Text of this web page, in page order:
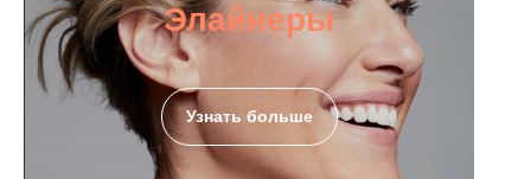
Элайнеры
Узнать больше